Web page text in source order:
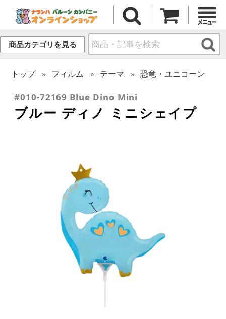
商品カテゴリを見る
トップ フィルム テーマ 恐竜・ユニコーン
#010-72169 Blue Dino Mini
ブルー ディノ ミニシェイプ